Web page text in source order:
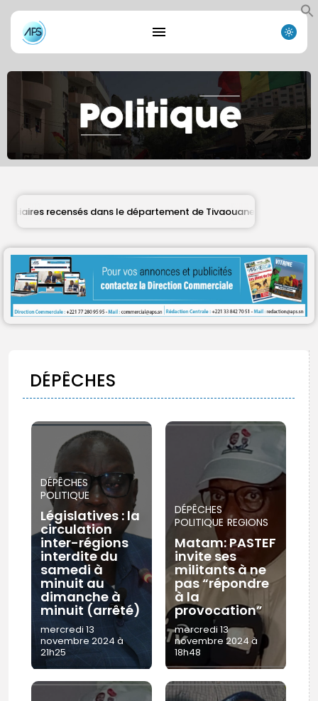
Search
for:
Search
Button
dans le département de Tivaouane DÉPÊCHES
DÉPÊCHES
DÉPÊCHES
POLITIQUE
Législatives : la
circulation
inter-régions
interdite du
samedi à
minuit au
dimanche à
minuit (arrêté)
mercredi 13
novembre 2024 à
21h25
DÉPÊCHES
POLITIQUE REGIONS
Matam: PASTEF
invite ses
militants à ne
pas “répondre
à la
provocation”
mercredi 13
novembre 2024 à
18h48